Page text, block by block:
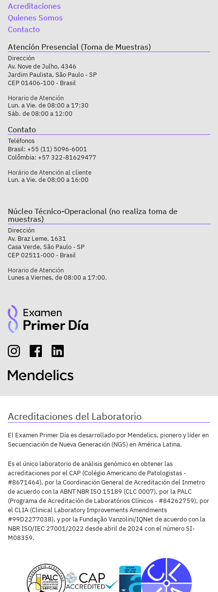
Acreditaciones
Quienes Somos
Contacto
Atención Presencial (Toma de Muestras)
Dirección
Av. Nove de Julho, 4346
Jardim Paulista, São Paulo - SP
CEP 01406-100 - Brasil
Horario de Atención
Lun. a Vie. de 08:00 a 17:30
Sáb. de 08:00 a 12:00
Horário de Atención al cliente
Lun. a Vie. de 08:00 a 16:00
Contato
Teléfonos
Brasil: +55 (11) 5096-6001
Colômbia: +57 322-81629477
Núcleo Técnico-Operacional (no realiza toma de
muestras)
Dirección
Av. Braz Leme, 1631
Casa Verde, São Paulo - SP
CEP 02511-000 - Brasil
Horario de Atención
Lunes a Viernes, de 08:00 a 17:00.
Acreditaciones del Laboratorio
El Examen Primer Día es desarrollado por Mendelics, pionero y líder en
Secuenciación de Nueva Generación (NGS) en América Latina.
Es el único laboratorio de análisis genómico en obtener las
acreditaciones por el CAP (Colégio Americano de Patologistas -
#8671464), por la Coordinación General de Acreditación del Inmetro
de acuerdo con la ABNT NBR ISO 15189 (CLC 0007), por la PALC
(Programa de Acreditación de Laboratórios Clínicos - #84262759), por
el CLIA (Clinical Laboratory Improvements Amendments
#99D2277038), y por la Fundação Vanzolini/IQNet de acuerdo con la
NBR ISO/IEC 27001/2022 desde abril de 2024 con el número SI-
M08359.